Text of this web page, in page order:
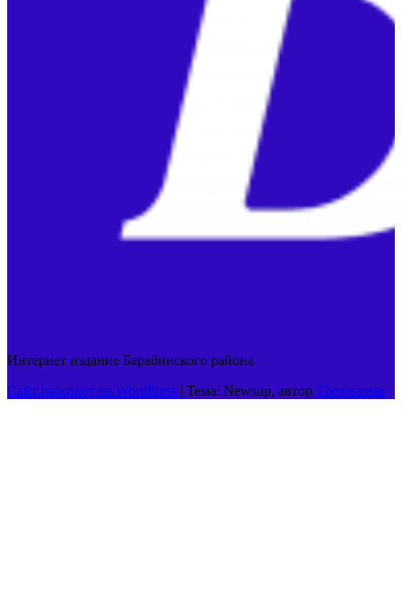
Интернет издание Барабинского района
Сайт работает на WordPress | Тема: Newsup, автор Themeansar